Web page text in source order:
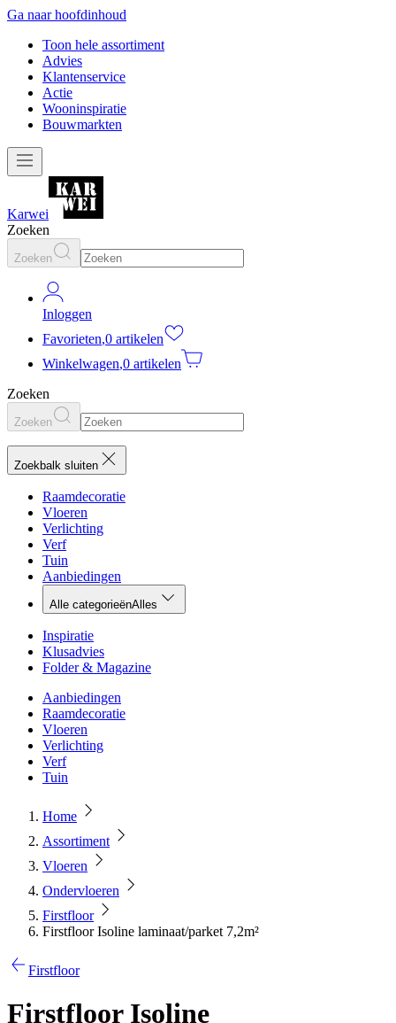
Ga naar hoofdinhoud
Toon hele assortiment
Advies
Klantenservice
Actie
Wooninspiratie
Bouwmarkten
Karwei
Zoeken
Zoeken
Inloggen
Favorieten,0 artikelen
Winkelwagen,0 artikelen
Zoeken
Zoeken
Zoekbalk sluiten
Raamdecoratie
Vloeren
Verlichting
Verf
Tuin
Aanbiedingen
Alle categorieënAlles
Inspiratie
Klusadvies
Folder & Magazine
Aanbiedingen
Raamdecoratie
Vloeren
Verlichting
Verf
Tuin
Home
Assortiment
Vloeren
Ondervloeren
Firstfloor
Firstfloor Isoline laminaat/parket 7,2m²
Firstfloor
Firstfloor Isoline